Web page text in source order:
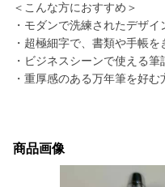
＜こんな方におすすめ＞
・モダンで洗練されたデザイ
・超極細字で、書類や手帳を
・ビジネスシーンで使える筆
・重厚感のある万年筆を好む
商品画像